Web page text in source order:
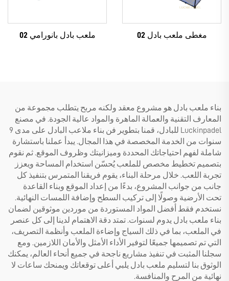
مغطى ملعب بادل 02 ملعب بادل بانورامي 02
بناء ملعب بادل هو مشروع معقد ولكنه مربح يتطلب مجموعة من
المعارف التقنية والعمالة الماهرة والمواد عالية الجودة. في مصنع
Luckinpadel للبادل، قمنا بتطوير فن بناء ملاعب البادل على مدى 9
سنوات من الخدمة المخصصة في هذا المجال. يبدأ عملنا باستشارة
شاملة لفهم احتياجاتك المحددة وميزانيتك وظروف الموقع. ثم نقوم
بتصميم تخطيط مخصص للملعب يُحسّن استخدام المساحة ويعزز
تجربة اللعب. خلال مرحلة البناء، يقوم فريقنا المتمرس بتنفيذ كل
جانب من جوانب المشروع، بدءًا من إعداد الموقع وبناء القاعدة
تحت الأرضية وصولًا إلى تركيب السطح وإضافة اللمسات النهائية.
نستخدم فقط أفضل المواد المستوردة من موردين موثوقين لضمان
بناء ملعب بادل يدوم لسنوات. تمتد دقة الاهتمام لدينا إلى كل عنصر
في الملعب، بما في ذلك السياج وإضاءة الملعب وأنظمة التصريف،
التي تم تصميمها جميعًا لتوفير الأداء الأمثل والأمان اللازمين. ومع
سجلنا المثبت في تنفيذ مشاريع ناجحة في جميع أنحاء العالم، يمكنك
الوثوق بنا لتسليم ملعب بادل يلبي أعلى توقعاتك ويمنحك ساعات لا
نهائية من المرح والمنافسة.